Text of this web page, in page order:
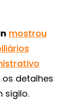
mostrou
detalhes
sigilo.